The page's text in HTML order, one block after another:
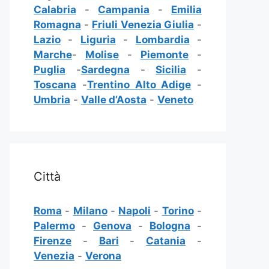
Calabria - Campania - Emilia
Romagna - Friuli Venezia Giulia -
Lazio - Liguria - Lombardia -
Marche- Molise - Piemonte -
Puglia -Sardegna -Sicilia -
Toscana -Trentino Alto Adige -
Umbria - Valle d’Aosta - Veneto
Città
Roma - Milano- Napoli - Torino-
Palermo - Genova - Bologna -
Firenze - Bari - Catania -
Venezia - Verona